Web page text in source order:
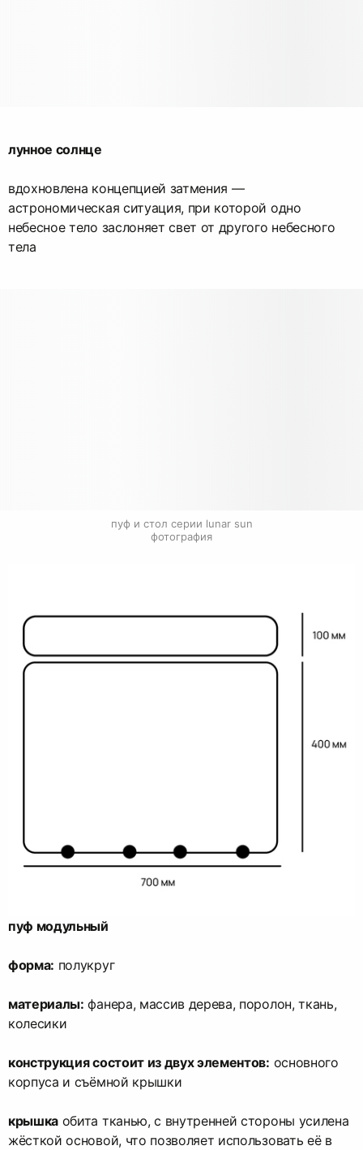
лунное солнце
вдохновлена концепцией затмения —
астрономическая ситуация, при которой одно
небесное тело заслоняет свет от другого небесного
тела
пуф и стол серии lunar sun
фотография
пуф модульный
форма: полукруг
материалы: фанера, массив дерева, поролон, ткань,
колесики
конструкция состоит из двух элементов: основного
корпуса и съёмной крышки
крышка обита тканью, с внутренней стороны усилена
жёсткой основой, что позволяет использовать её в